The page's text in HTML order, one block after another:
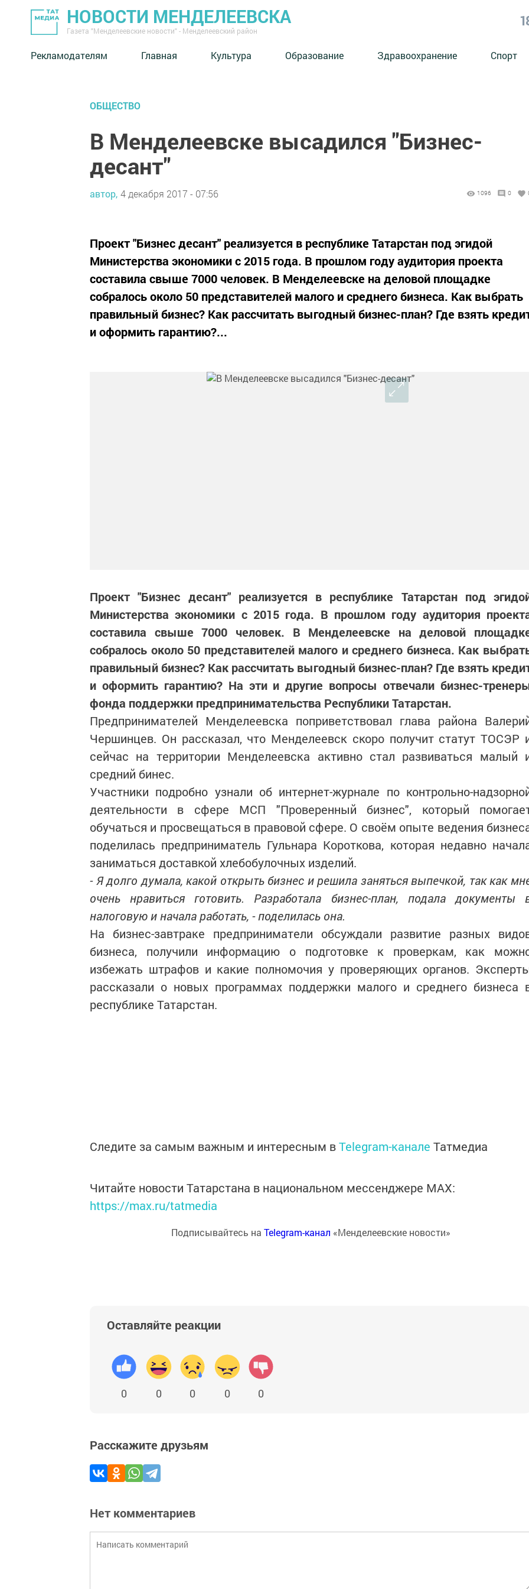
НОВОСТИ МЕНДЕЛЕЕВСКА
Газета "Менделеевские новости" - Менделеевский район
Рекламодателям Главная Культура Образование Здравоохранение Спорт
ОБЩЕСТВО
В Менделеевске высадился "Бизнес-
десант"
автор, 4 декабря 2017 - 07:56 1096 0
Проект "Бизнес десант" реализуется в республике Татарстан под эгидой
Министерства экономики с 2015 года. В прошлом году аудитория проекта
составила свыше 7000 человек. В Менделеевске на деловой площадке
собралось около 50 представителей малого и среднего бизнеса. Как выбрать
правильный бизнес? Как рассчитать выгодный бизнес-план? Где взять
и оформить гарантию?...
Проект "Бизнес десант" реализуется в республике Татарстан под
Министерства экономики с 2015 года. В прошлом году аудитория
составила свыше 7000 человек. В Менделеевске на деловой
собралось около 50 представителей малого и среднего бизнеса. Как
правильный бизнес? Как рассчитать выгодный бизнес-план? Где взять
и оформить гарантию? На эти и другие вопросы отвечали бизнес-
фонда поддержки предпринимательства Республики Татарстан.
Предпринимателей Менделеевска поприветствовал глава района
Чершинцев. Он рассказал, что Менделеевск скоро получит статут ТОСЭР
сейчас на территории Менделеевска активно стал развиваться малый
средний бинес.
Участники подробно узнали об интернет-журнале по контрольно-
деятельности в сфере МСП "Проверенный бизнес", который
обучаться и просвещаться в правовой сфере. О своём опыте ведения
поделилась предприниматель Гульнара Короткова, которая недавно
заниматься доставкой хлебобулочных изделий.
- Я долго думала, какой открыть бизнес и решила заняться выпечкой, так как
очень нравиться готовить. Разработала бизнес-план, подала документы
налоговую и начала работать, - поделилась она.
На бизнес-завтраке предприниматели обсуждали развитие разных
бизнеса, получили информацию о подготовке к проверкам, как
избежать штрафов и какие полномочия у проверяющих органов.
рассказали о новых программах поддержки малого и среднего бизнеса
республике Татарстан.
Следите за самым важным и интересным вTelegram-канале Татмедиа
Читайте новости Татарстана в национальном мессенджере MАХ:
https://max.ru/tatmedia
Подписывайтесь на Telegram-канал «Менделеевские новости»
Оставляйте реакции
0 0 0 0 0
Расскажите друзьям
Нет комментариев